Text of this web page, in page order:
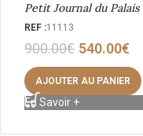
Petit Journal du
REF :11113
900.00€ 540.00€
AJOUTER AU PANIER
En Savoir +